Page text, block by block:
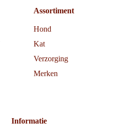
Assortiment
Hond
Kat
Verzorging
Merken
Informatie